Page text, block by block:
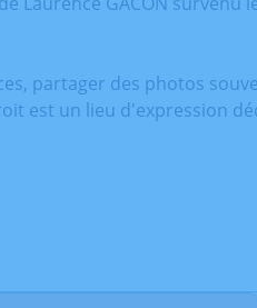
partager des photos
est un lieu d'expression